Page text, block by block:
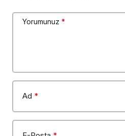
Yorumunuz *
Ad *